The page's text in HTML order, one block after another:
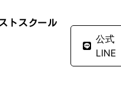
トスクール
公式
LINE